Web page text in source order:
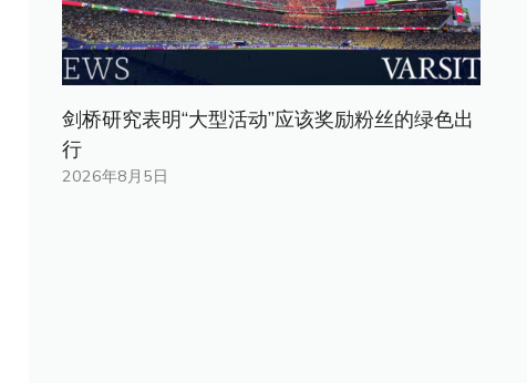
剑桥研究表明“大型活动”应该奖励粉丝的绿色出
行
2026年8月5日